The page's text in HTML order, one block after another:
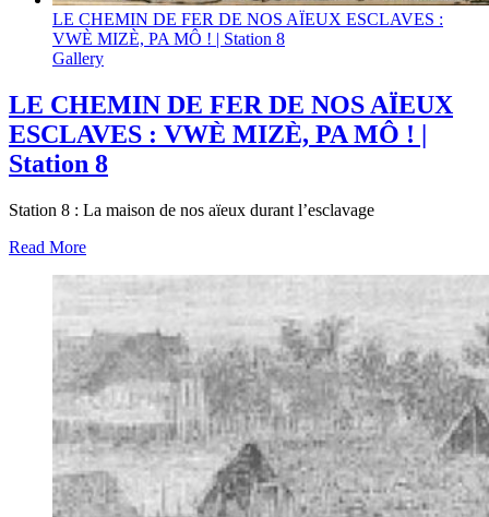
LE CHEMIN DE FER DE NOS AÏEUX ESCLAVES :
VWÈ MIZÈ, PA MÔ ! | Station 8
Gallery
LE CHEMIN DE FER DE NOS AÏEUX
ESCLAVES : VWÈ MIZÈ, PA MÔ ! |
Station 8
Station 8 : La maison de nos aïeux durant l’esclavage
Read More